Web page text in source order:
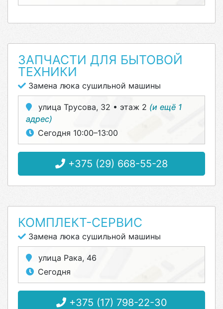
ЗАПЧАСТИ ДЛЯ БЫТОВОЙ
ТЕХНИКИ
Замена люка сушильной машины
улица Трусова, 32 • этаж 2 (и ещё 1
адрес)
Сегодня 10:00–13:00
+375 (29) 668-55-28
КОМПЛЕКТ-СЕРВИС
Замена люка сушильной машины
улица Рака, 46
Сегодня
+375 (17) 798-22-30